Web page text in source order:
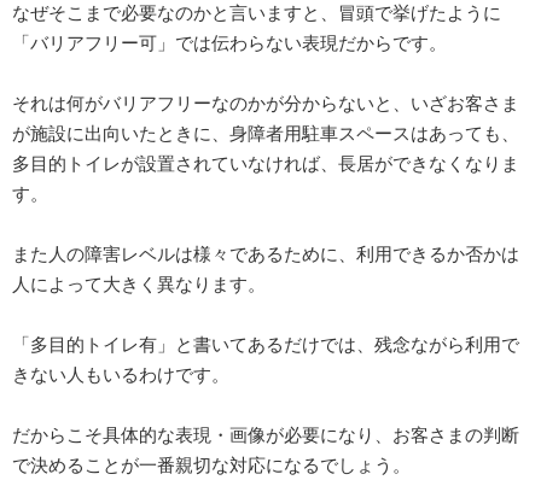
なぜそこまで必要なのかと言いますと、冒頭で挙げたように
「バリアフリー可」では伝わらない表現だからです。
それは何がバリアフリーなのかが分からないと、いざお客さま
が施設に出向いたときに、身障者用駐車スペースはあっても、
多目的トイレが設置されていなければ、長居ができなくなりま
す。
また人の障害レベルは様々であるために、利用できるか否かは
人によって大きく異なります。
「多目的トイレ有」と書いてあるだけでは、残念ながら利用で
きない人もいるわけです。
だからこそ具体的な表現・画像が必要になり、お客さまの判断
で決めることが一番親切な対応になるでしょう。